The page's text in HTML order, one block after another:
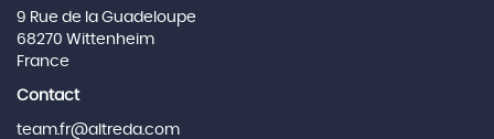
9 Rue de la Guadeloupe
68270 Wittenheim
France
Contact
team.fr@altreda.com